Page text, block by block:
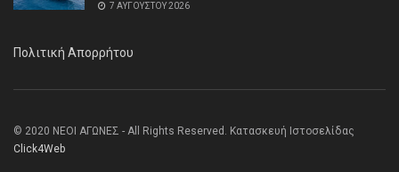
7 ΑΥΓΟΎΣΤΟΥ 2026
Πολιτική Απορρήτου
© 2020 ΝΕΟΙ ΑΓΩΝΕΣ - All Rights Reserved. Κατασκευή Ιστοσελίδας
Click4Web